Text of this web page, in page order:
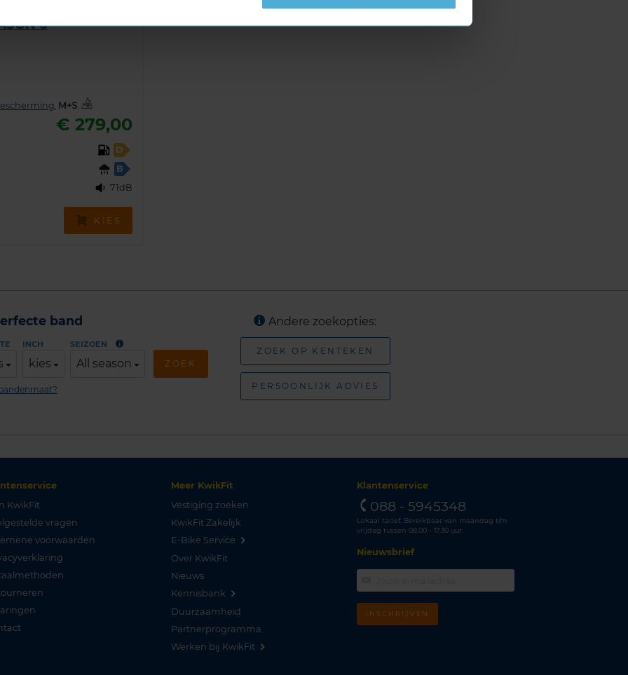
6
,
€ 279,00
D
B
71dB
KIES
band
INCH
kies
SEIZOEN
All season ZOEK
Andere zoekopties:
ZOEK OP KENTEKEN
PERSOONLIJK ADVIES
KwikFit
vragen
voorwaarden
Meer KwikFit
Vestiging zoeken
KwikFit Zakelijk
E-Bike Service
Over KwikFit
Nieuws
Kennisbank
Duurzaamheid
Partnerprogramma
Werken bij KwikFit
Klantenservice
088 - 5945348
Lokaal tarief. Bereikbaar van maandag t/m
vrijdag tussen 08.00 - 17.30 uur.
Nieuwsbrief
INSCHRIJVEN